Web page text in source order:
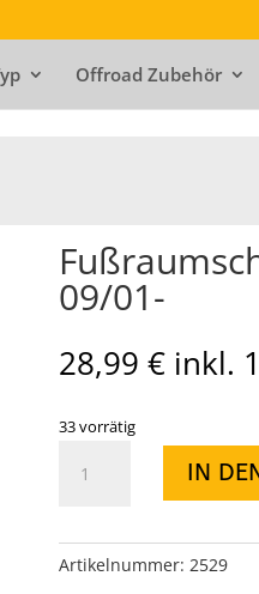
Offroad Zubehör
09/01-
28,99 € inkl.
33 vorrätig
Fußraumschale
hinten
Trail
IN
Artikelnummer: 2529